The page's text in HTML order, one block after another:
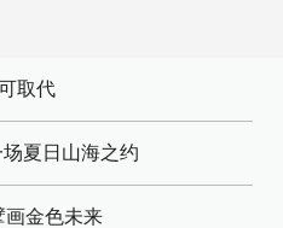
取代
夏日山海之约
画金色未来